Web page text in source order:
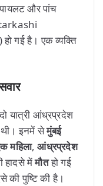
और पांच
गई है। एक व्यक्ति
यात्री आंध्रप्रदेश
थी। इनमें सेमुंबई
महिला,आंध्रप्रदेश
हादसे मेंमौतहो गई
की पुष्टि की है।